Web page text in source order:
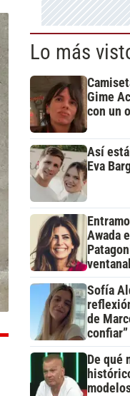
Lo más
Gime
con un
Así
Eva
Awada
Sofía
de
confiar”
De qué